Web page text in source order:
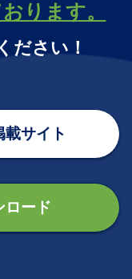
ります。
ださい！
サイト
ロード